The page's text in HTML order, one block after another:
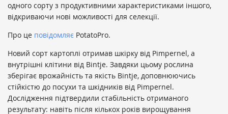
одного сорту з продуктивними характеристиками іншого,
відкриваючи нові можливості для селекції.
Про це повідомляє PotatoPro.
Новий сорт картоплі отримав шкірку від Pimpernel, а
внутрішні клітини від Bintje. Завдяки цьому рослина
зберігає врожайність та якість Bintje, доповнюючись
стійкістю до посухи та шкідників від Pimpernel.
Дослідження підтвердили стабільність отриманого
результату: навіть після кількох років вирощування